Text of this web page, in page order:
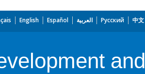
English Español العربية Русский 中文
and